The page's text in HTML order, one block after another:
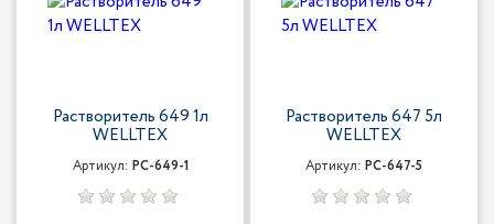
Растворитель 649 1л
WELLTEX
Артикул: РС-649-1
Растворитель 647 5л
WELLTEX
Артикул: РС-647-5